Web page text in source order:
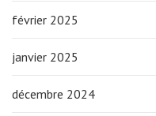
février 2025
janvier 2025
décembre 2024